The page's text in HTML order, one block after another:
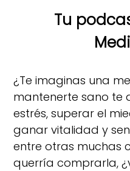
Tu
¿Te imaginas una
mantenerte sano te
estrés, superar el
ganar vitalidad y
entre otras muchas
querría comprarla,